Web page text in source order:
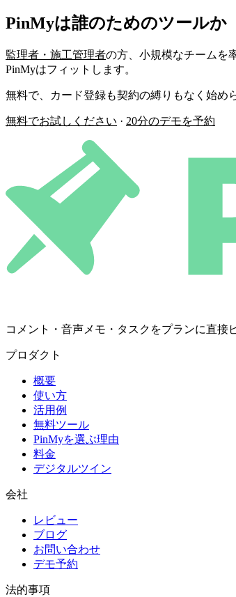
PinMyは誰のためのツールか
監理者・施工管理者の方、小規模なチームを
PinMyはフィットします。
無料で、カード登録も契約の縛りもなく始め
無料でお試しください · 20分のデモを予約
コメント・音声メモ・タスクをプランに直接
プロダクト
概要
使い方
活用例
無料ツール
PinMyを選ぶ理由
料金
デジタルツイン
会社
レビュー
ブログ
お問い合わせ
デモ予約
法的事項